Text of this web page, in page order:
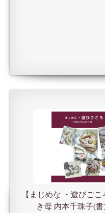
【まじめな ・遊びご
き母 内本千珠子(